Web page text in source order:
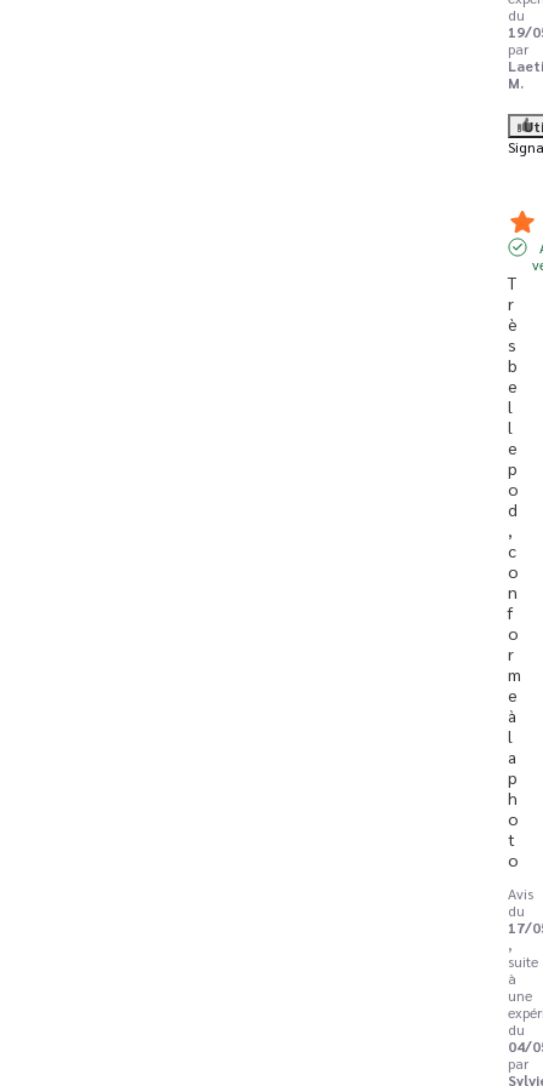
du
19/
par
M.
T
r
è
s
b
e
l
l
e
p
o
d
c
o
n
f
o
r
m
e
à
l
a
p
h
o
t
o
Avis
du
17/
,
suite
à
une
du
04/
par